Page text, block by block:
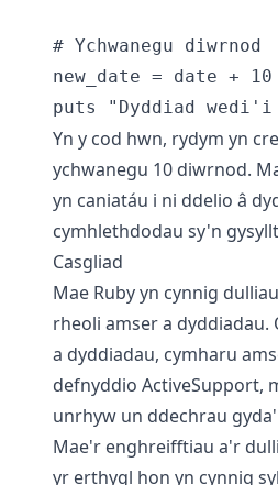
# Ychwanegu diwrnod
new_date = date + 10
Yn y cod hwn, rydym yn
ychwanegu 10 diwrnod.
yn caniatáu i ni ddelio â
cymhlethdodau sy'n
Casgliad
Mae Ruby yn cynnig
rheoli amser a dyddiadau.
a dyddiadau, cymharu
defnyddio ActiveSupport,
unrhyw un ddechrau
Mae'r enghreifftiau a'r
yr erthygl hon yn cynnig